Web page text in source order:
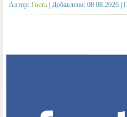
Автор: Гость | Добавлено: 08.08.2026 |